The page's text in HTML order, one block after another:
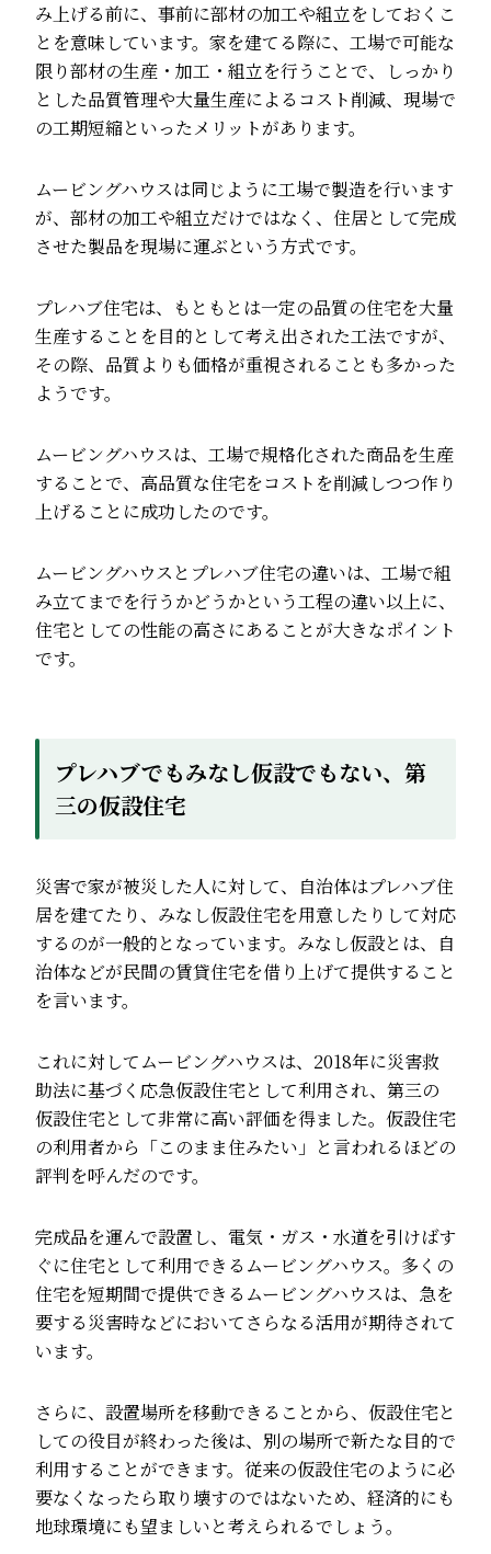
み上げる前に、事前に部材の加工や組立をしておくこ
とを意味しています。家を建てる際に、工場で可能な
限り部材の生産・加工・組立を行うことで、しっかり
とした品質管理や大量生産によるコスト削減、現場で
の工期短縮といったメリットがあります。
ムービングハウスは同じように工場で製造を行います
が、部材の加工や組立だけではなく、住居として完成
させた製品を現場に運ぶという方式です。
プレハブ住宅は、もともとは一定の品質の住宅を大量
生産することを目的として考え出された工法ですが、
その際、品質よりも価格が重視されることも多かった
ようです。
ムービングハウスは、工場で規格化された商品を生産
することで、高品質な住宅をコストを削減しつつ作り
上げることに成功したのです。
ムービングハウスとプレハブ住宅の違いは、工場で組
み立てまでを行うかどうかという工程の違い以上に、
住宅としての性能の高さにあることが大きなポイント
です。
プレハブでもみなし仮設でもない、第
三の仮設住宅
災害で家が被災した人に対して、自治体はプレハブ住
居を建てたり、みなし仮設住宅を用意したりして対応
するのが一般的となっています。みなし仮設とは、自
治体などが民間の賃貸住宅を借り上げて提供すること
を言います。
これに対してムービングハウスは、2018年に災害救
助法に基づく応急仮設住宅として利用され、第三の
仮設住宅として非常に高い評価を得ました。仮設住宅
の利用者から「このまま住みたい」と言われるほどの
評判を呼んだのです。
完成品を運んで設置し、電気・ガス・水道を引けばす
ぐに住宅として利用できるムービングハウス。多くの
住宅を短期間で提供できるムービングハウスは、急を
要する災害時などにおいてさらなる活用が期待されて
います。
さらに、設置場所を移動できることから、仮設住宅と
しての役目が終わった後は、別の場所で新たな目的で
利用することができます。従来の仮設住宅のように必
要なくなったら取り壊すのではないため、経済的にも
地球環境にも望ましいと考えられるでしょう。